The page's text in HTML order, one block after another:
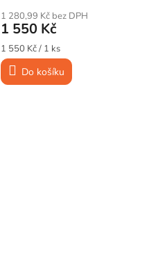
tlakový 9 l
1 280,99 Kč bez DPH
1 550 Kč
Měrná
cena:
1 550 Kč / 1 ks
Do košíku